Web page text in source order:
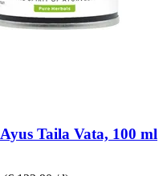
Ayus Taila Vata, 100 ml